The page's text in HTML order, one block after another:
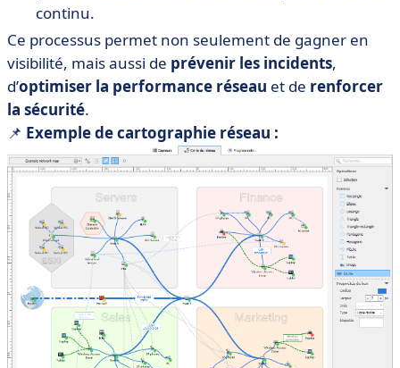
continu.
Ce processus permet non seulement de gagner en
visibilité, mais aussi de prévenir les incidents,
d’optimiser la performance réseau et de renforcer
la sécurité.
📌 Exemple de cartographie réseau :